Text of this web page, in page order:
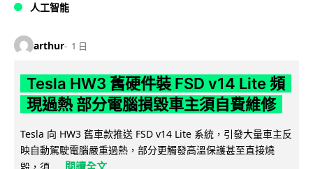
人工智能
arthur 1 日
Tesla HW3 舊硬件裝 FSD v14 Lite 頻
現過熱 部分電腦損毀車主須自費維修
Tesla 向 HW3 舊車款推送 FSD v14 Lite 系統，引發大量車主反
映自動駕駛電腦嚴重過熱，部分更觸發高溫保護甚至直接燒